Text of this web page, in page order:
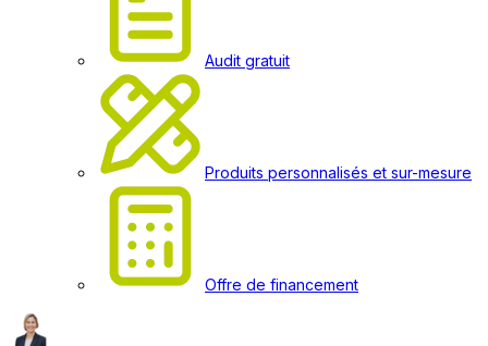
Audit gratuit
Produits personnalisés et sur-mesure
Offre de financement